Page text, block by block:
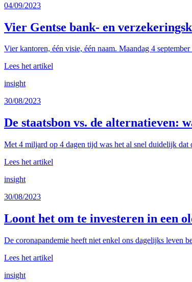
04/09/2023
Vier Gentse bank- en
Vier kantoren, één visie, één naam. Maandag 4
Lees het artikel
insight
30/08/2023
De staatsbon vs. de alternatieven:
Met 4 miljard op 4 dagen tijd was het al snel duidelijk dat
Lees het artikel
insight
30/08/2023
Loont het om te investeren in een
De coronapandemie heeft niet enkel ons dagelijks leven
Lees het artikel
insight